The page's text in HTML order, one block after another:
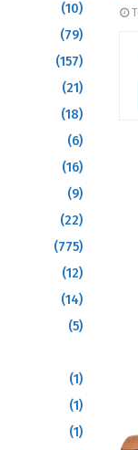
(10)
(79)
(157)
(21)
(18)
(6)
(16)
(9)
(22)
(775)
(12)
(14)
(5)
(1)
(1)
(1)